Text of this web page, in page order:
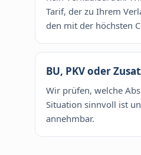
Tarif, der zu Ihrem
den mit der höchsten
BU, PKV oder
Wir prüfen, welche
Situation sinnvoll ist
annehmbar.